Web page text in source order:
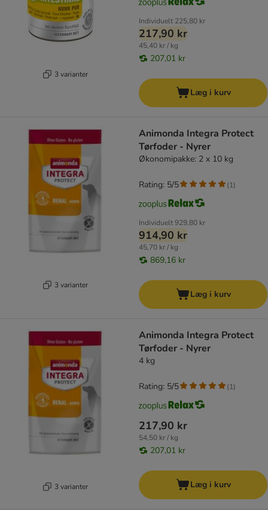
3 varianter
Individuelt 225,80 kr
217,90 kr
45,40 kr / kg
207,01 kr
Læg i kurv
3 varianter
Animonda Integra Protect
Tørfoder - Nyrer
Økonomipakke: 2 x 10 kg
Individuelt929,80 kr
914,90 kr
45,70 kr / kg
869,16 kr
Rating: 5/5 (1)
Læg i kurv
3 varianter
Animonda Integra Protect
Tørfoder - Nyrer
4 kg
217,90 kr
54,50 kr / kg
207,01 kr
Rating: 5/5 (1)
Læg i kurv